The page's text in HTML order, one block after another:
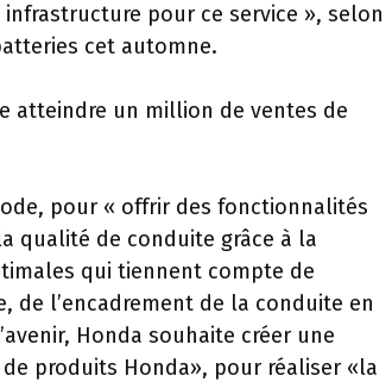
pour ce service », selon
cet automne.
atteindre un million de ventes de
pour « offrir des fonctionnalités
qualité de conduite grâce à la
qui tiennent compte de
de l’encadrement de la conduite en
Honda souhaite créer une
produits Honda», pour réaliser «la